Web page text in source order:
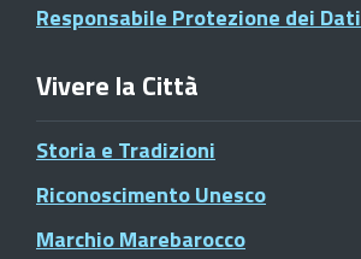
Responsabile Protezione dei Dati
Vivere la Città
Storia e Tradizioni
Riconoscimento Unesco
Marchio Marebarocco